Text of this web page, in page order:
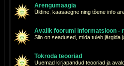
Arengumaagia
Üldine, kaasaegne ning tõene info
Avalik foorumi informatsioon -
Siin on seadused, mida tuleb järgida
Tokroda teooriad
Uuemad kirjapandud teooriad ja